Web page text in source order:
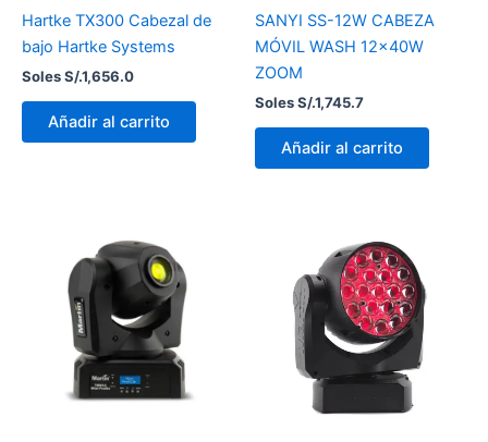
Hartke TX300 Cabezal de
bajo Hartke Systems
Soles S/.1,656.0
Añadir al carrito
SANYI SS-12W CABEZA
MÓVIL WASH 12x40W
ZOOM
Soles S/.1,745.7
Añadir al carrito